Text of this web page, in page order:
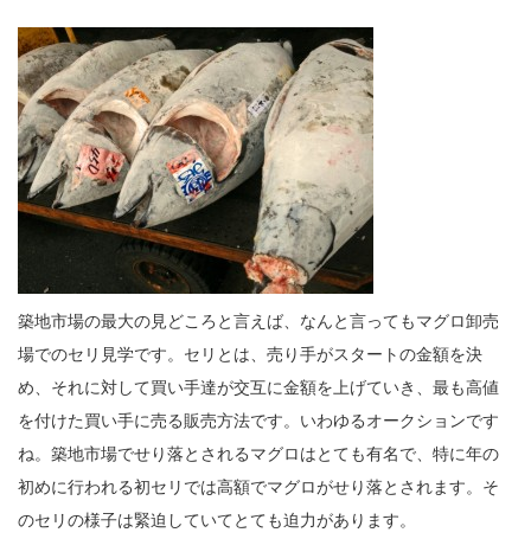
築地市場の最大の見どころと言えば、なんと言ってもマグロ卸売
場でのセリ見学です。セリとは、売り手がスタートの金額を決
め、それに対して買い手達が交互に金額を上げていき、最も高値
を付けた買い手に売る販売方法です。いわゆるオークションです
ね。築地市場でせり落とされるマグロはとても有名で、特に年の
初めに行われる初セリでは高額でマグロがせり落とされます。そ
のセリの様子は緊迫していてとても迫力があります。